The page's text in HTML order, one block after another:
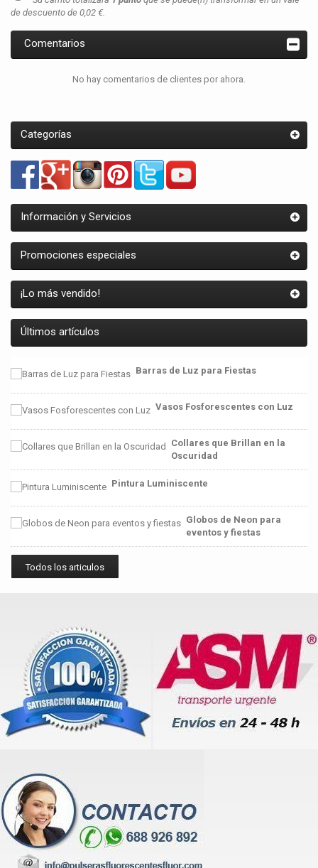
de descuento de 0,02 €.
Comentarios
No hay comentarios de clientes por ahora.
Categorías
Información y Servicios
Promociones especiales
¡Lo más vendido!
Últimos artículos
Barras de Luz para Fiestas
Vasos Fosforescentes con Luz
Collares que Brillan en la
Oscuridad
Pintura Luminiscente
Globos de Neon para
eventos y fiestas
Todos los articulos